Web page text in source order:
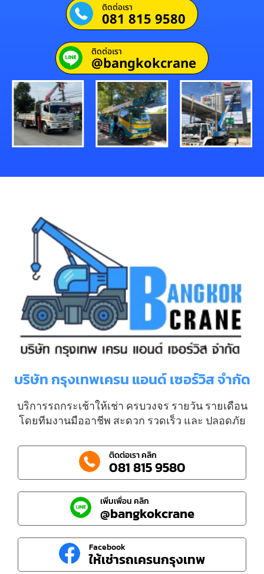
ติดต่อเรา
081 815 9580
ติดต่อเรา
@bangkokcrane
บริษัท กรุงเทพเครน แอนด์ เซอร์วิส จำกัด
บริการรถกระเช้าให้เช่า ครบวงจร รายวัน รายเดือน
โดยทีมงานมืออาชีพ สะดวก รวดเร็ว และ ปลอดภัย
ติดต่อเรา คลิก
081 815 9580
เพิ่มเพื่อน คลิก
@bangkokcrane
Facebook
ให้เช่ารถเครนกรุงเทพ